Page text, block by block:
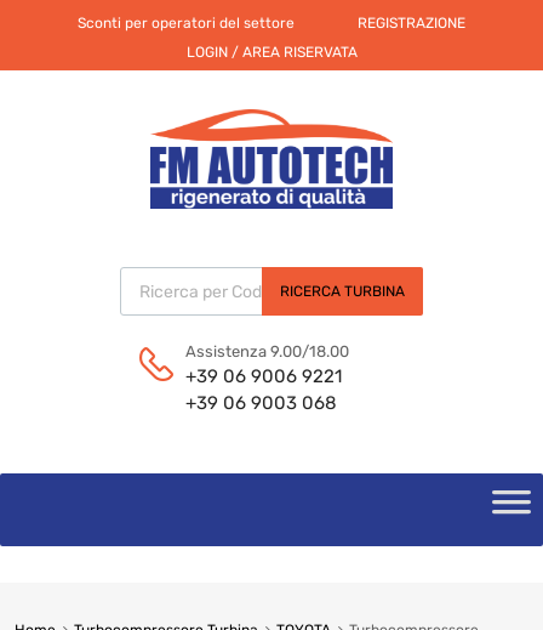
Sconti per operatori del settore
REGISTRAZIONE
LOGIN / AREA RISERVATA
Products search
RICERCA TURBINA
Assistenza 9.00/18.00
+39 06 9006 9221
+39 06 9003 068
content